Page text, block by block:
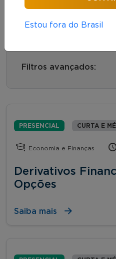
Filtros avançados:
PRESENCIAL CURTA E
Economia e Finanças
Derivativos
Opções
Saiba mais
Estou fora do Brasil